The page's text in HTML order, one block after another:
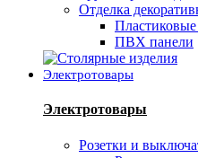
Отделка
Пластиковые
ПВХ панели
Электротовары
Электротовары
Розетки и